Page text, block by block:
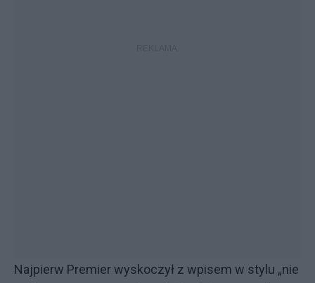
Najpierw Premier wyskoczył z wpisem w stylu „nie